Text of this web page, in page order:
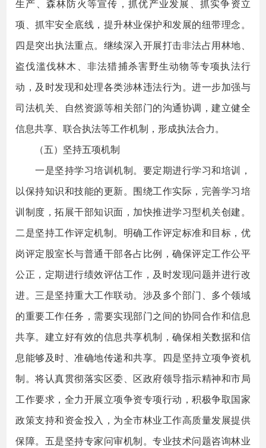
生产、森林防火等宣传，抓优产业发展、抓实争资立
项、抓牢安全底线，提升林业保护和发展的纽带理念。
四是突出执法重点。继续深入开展打击非法占用林地、
盗伐滥伐林木、非法猎捕杀害野生动物等专项执法行
动，及时发现和处理各类涉林违法行为。进一步加强与
司法机关、自然资源等相关部门的沟通协调，建立健全
信息共享、联合执法等工作机制，形成执法合力。
（五）坚持五项机制
一是坚持学习培训机制。要定期进行学习和培训，
以保持知识和技能的更新。围绕工作实际，完善学习培
训制度，拓展干部知识面，加快推进学习型机关创建。
二是坚持工作评定机制。明确工作评定标准和目标，优
岗评定股室长与普通干部各占比例，确保评定工作公平
公正，定期进行绩效评估工作，及时发现问题并进行改
进。三是坚持重大工作联动。涉及多个部门、多个领域
的重要工作任务，需要实现部门之间的协同合作和信息
共享。建立好有效的信息共享机制，确保相关数据和信
息能够及时、准确地传递和共享。四是坚持立项争资机
制。将认真贯彻落实区委、区政府领导指示精神和市局
工作要求，全力开展立项争资专项行动，积极争取国家
政策支持和资金投入，为全市林业工作高质量发展提供
保障。五是坚持专家问审机制。专业技术问题咨询林业